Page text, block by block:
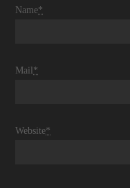
Name*
Mail*
Website*